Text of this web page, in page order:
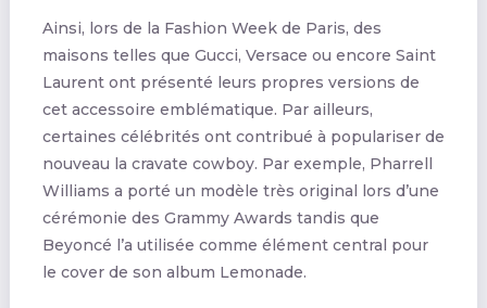
Ainsi, lors de la Fashion Week de Paris, des
maisons telles que Gucci, Versace ou encore Saint
Laurent ont présenté leurs propres versions de
cet accessoire emblématique. Par ailleurs,
certaines célébrités ont contribué à populariser de
nouveau la cravate cowboy. Par exemple, Pharrell
Williams a porté un modèle très original lors d’une
cérémonie des Grammy Awards tandis que
Beyoncé l’a utilisée comme élément central pour
le cover de son album Lemonade.